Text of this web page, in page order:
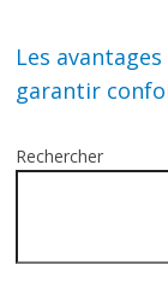
Les
garantir
Rechercher